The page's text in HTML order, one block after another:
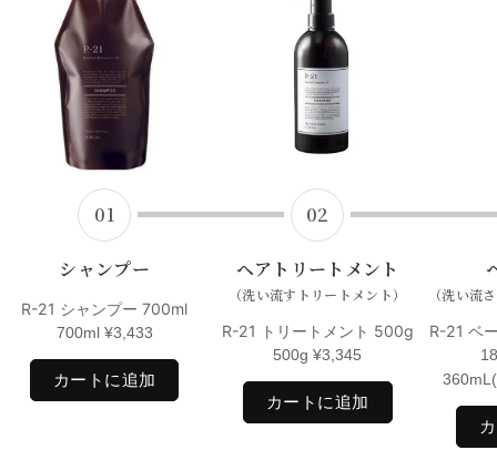
01
シャンプー
R-21 シャンプー 700ml
700ml ¥3,433
カートに追加
02
ヘアトリートメント
（洗い流すトリートメント）
R-21 トリートメント 500g
500g¥3,345
カートに追加
（洗い流
R-21 ベ